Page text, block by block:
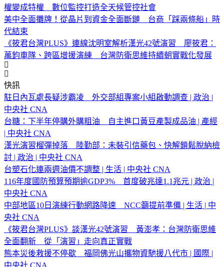
權變成特權 數位監控打造全天候管控社會
美中全面攤牌！從晶片到資金全面斷鏈 台商「踩兩條船」時
代結束
《筱君台灣PLUS》連線沈明室解析漢光42號演習 廖筱君：
萬鈞車隊、跨區增援演練 台灣防衛思維持續朝實戰化發展
快訊
駐日內瓦處長疑涉霸凌 外交部組專案小組啟動調查 | 政治 |
中央社 CNA
台糖：下半年停購外購粗油 自主進口黃豆產製成品油 | 產經
| 中央社 CNA
漢光演習榴彈掉落 陸勤部：未裝引信藥包、快解鎖鬆脫納檢
討 | 政治 | 中央社 CNA
台塑石化連兩週油價不調整 | 生活 | 中央社 CNA
116年度國防預算預期逾GDP3% 首度破兆達1.1兆元 | 政治 |
中央社 CNA
中部地區10日演練行動網路降速 NCC籲提前準備 | 生活 | 中
央社 CNA
《筱君台灣PLUS》談漢光42號演習 黃澎孝：台灣防衛思維
全面翻新 從「演習」走向真正實戰
熊本災後救援不停歇 福岡佛光山攜物資馳援八代市 | 國際 |
中央社 CNA